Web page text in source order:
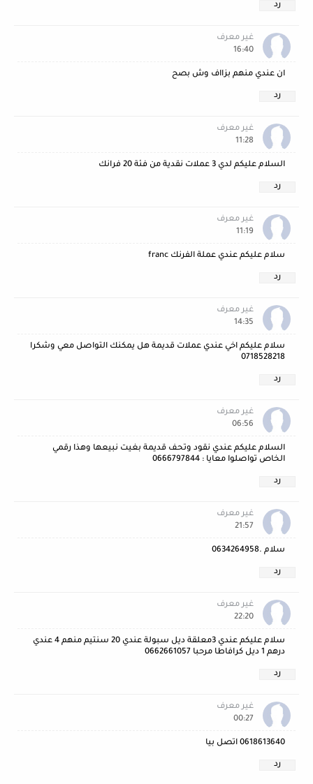
رد
غير معرف
16:40
ان عندي منهم بزااف وش بصح
رد
غير معرف
11:28
السلام عليكم لدي 3 عملات نقدية من فئة 20 فرانك
رد
غير معرف
11:19
سلام عليكم عندي عملة الفرنك franc
رد
غير معرف
14:35
سلام عليكم اخي عندي عملات قديمة هل يمكنك التواصل معي وشكرا
0718528218
رد
غير معرف
06:56
السلام عليكم عندي نقود وتحف قديمة بغيت نبيعها وهذا رقمي
الخاص تواصلوا معايا : 0666797844
رد
غير معرف
21:57
سلام .0634264958
رد
غير معرف
22:20
سلام عليكم عندي 3معلقة ديل سبولة عندي 20 سنتيم منهم 4 عندي
درهم 1 ديل كرافاطا مرحبا 0662661057
رد
غير معرف
00:27
0618613640 اتصل بيا
رد